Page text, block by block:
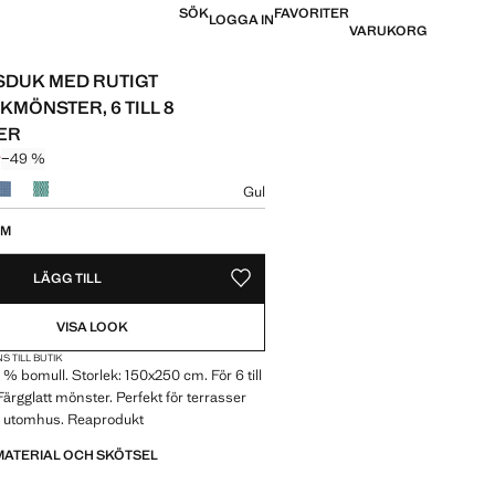
SÖKLOGGA INFAVORITER
VARUKORG
MED RUTIGT
6 TILL 8
överstruket [749 kr ]
[379 kr ]
−49 %
Gul
LÄGG TILL SPARA SOM FAVORIT
VISA LOOK
TILL BUTIK
% bomull. Storlek: 150x250 cm. För 6 till
mönster. Perfekt för terrasser
Reaprodukt
OCH SKÖTSEL